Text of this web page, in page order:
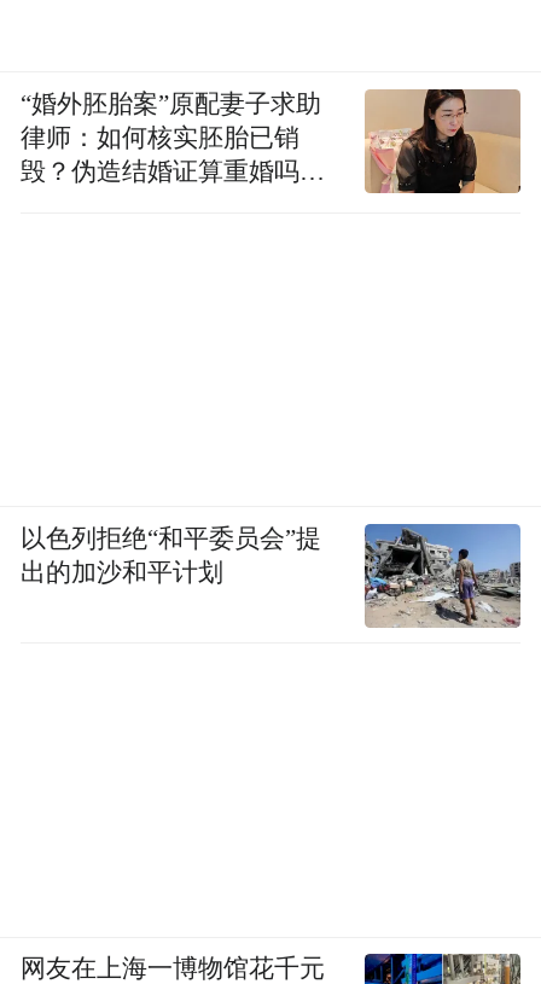
“婚外胚胎案”原配妻子求助
律师：如何核实胚胎已销
毁？伪造结婚证算重婚吗？
以色列拒绝“和平委员会”提
出的加沙和平计划
网友在上海一博物馆花千元